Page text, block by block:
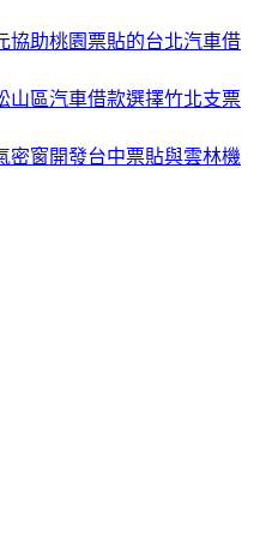
協助桃園票貼的台北汽車借
山區汽車借款選擇竹北支票
密窗開發台中票貼與雲林機